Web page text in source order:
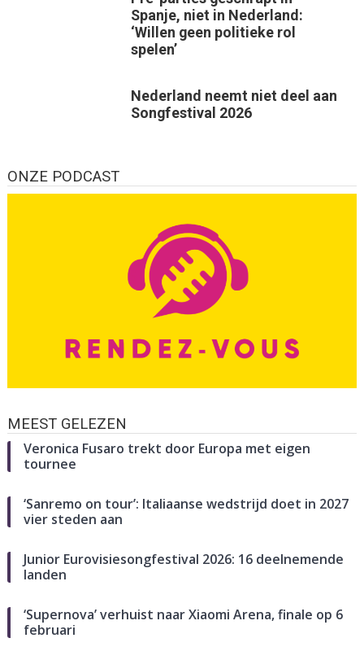
Spanje, niet in Nederland:
‘Willen geen politieke rol
spelen’
Nederland neemt niet deel aan
Songfestival 2026
ONZE PODCAST
MEEST GELEZEN
Veronica Fusaro trekt door Europa met eigen
tournee
‘Sanremo on tour’: Italiaanse wedstrijd doet in 2027
vier steden aan
Junior Eurovisiesongfestival 2026: 16 deelnemende
landen
‘Supernova’ verhuist naar Xiaomi Arena, finale op 6
februari